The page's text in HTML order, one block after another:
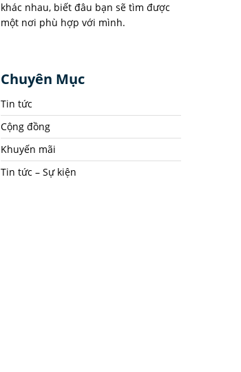
khác nhau, biết đâu bạn sẽ tìm được
một nơi phù hợp với mình.
Chuyên Mục
Tin tức
Cộng đồng
Khuyến mãi
Tin tức – Sự kiện